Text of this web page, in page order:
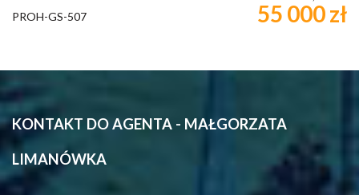
PROH-GS-507 55 000 zł
KONTAKT DO AGENTA - MAŁGORZATA
LIMANÓWKA